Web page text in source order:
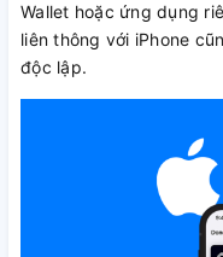
Wallet hoặc ứng dụng
liên thông với iPhone
độc lập.